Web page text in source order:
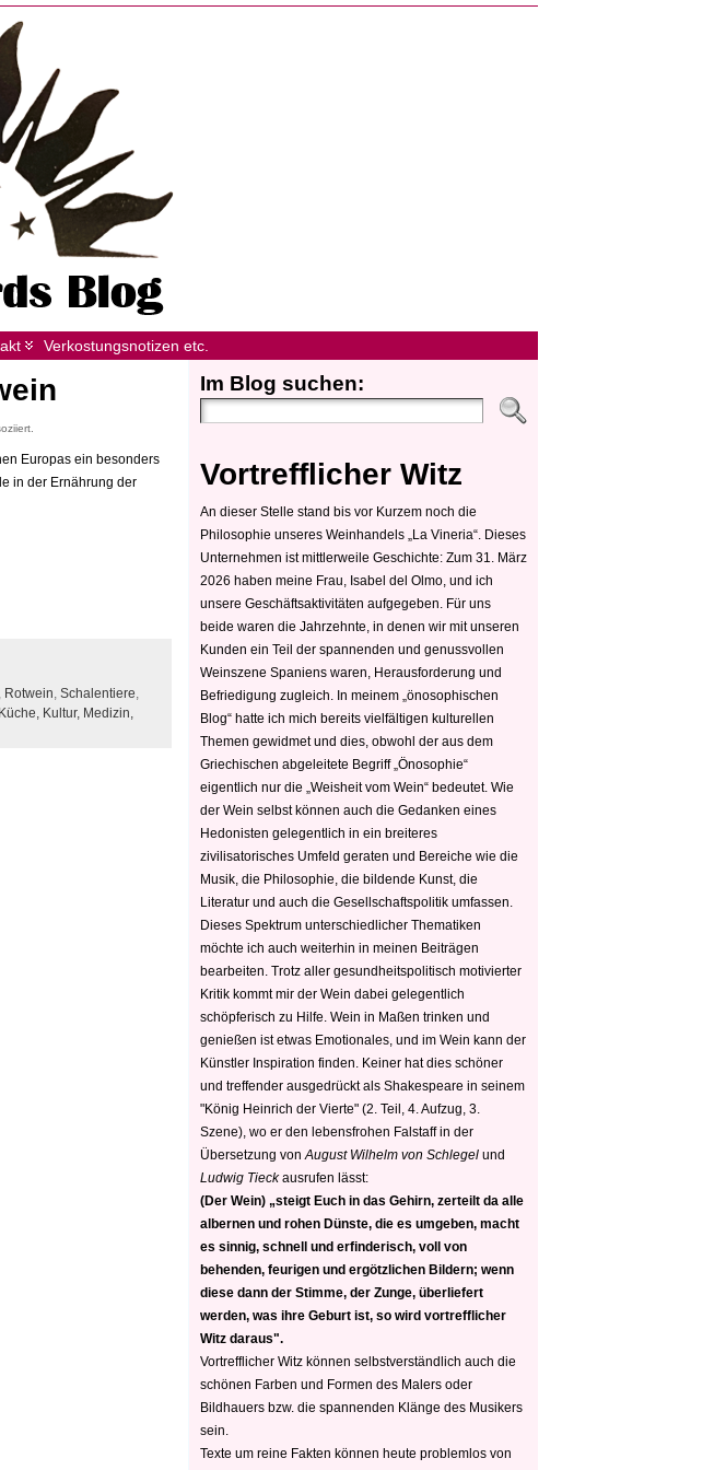
Verkostungsnotizen etc.
Europas ein besonders
in der Ernährung der
Rotwein Schalentiere
Küche, Kultur, Medizin,
Im Blog suchen:
Vortrefflicher Witz
An dieser Stelle stand bis vor Kurzem noch die
Philosophie unseres Weinhandels „La Vineria“. Dieses
Unternehmen ist mittlerweile Geschichte: Zum 31. März
2026 haben meine Frau, Isabel del Olmo, und ich
unsere Geschäftsaktivitäten aufgegeben. Für uns
beide waren die Jahrzehnte, in denen wir mit unseren
Kunden ein Teil der spannenden und genussvollen
Weinszene Spaniens waren, Herausforderung und
Befriedigung zugleich. In meinem „önosophischen
Blog“ hatte ich mich bereits vielfältigen kulturellen
Themen gewidmet und dies, obwohl der aus dem
Griechischen abgeleitete Begriff „Önosophie“
eigentlich nur die „Weisheit vom Wein“ bedeutet. Wie
der Wein selbst können auch die Gedanken eines
Hedonisten gelegentlich in ein breiteres
zivilisatorisches Umfeld geraten und Bereiche wie die
Musik, die Philosophie, die bildende Kunst, die
Literatur und auch die Gesellschaftspolitik umfassen.
Dieses Spektrum unterschiedlicher Thematiken
möchte ich auch weiterhin in meinen Beiträgen
bearbeiten. Trotz aller gesundheitspolitisch motivierter
Kritik kommt mir der Wein dabei gelegentlich
schöpferisch zu Hilfe. Wein in Maßen trinken und
genießen ist etwas Emotionales, und im Wein kann der
Künstler Inspiration finden. Keiner hat dies schöner
und treffender ausgedrückt als Shakespeare in seinem
"König Heinrich der Vierte" (2. Teil, 4. Aufzug, 3.
Szene), wo er den lebensfrohen Falstaff in der
Übersetzung von August Wilhelm von Schlegel und
Ludwig Tieckausrufen lässt:
(Der Wein) „steigt Euch in das Gehirn, zerteilt da alle
albernen und rohen Dünste, die es umgeben, macht
es sinnig, schnell und erfinderisch, voll von
behenden, feurigen und ergötzlichen Bildern; wenn
diese dann der Stimme, der Zunge, überliefert
werden, was ihre Geburt ist, so wird vortrefflicher
Witz daraus".
Vortrefflicher Witz können selbstverständlich auch die
schönen Farben und Formen des Malers oder
Bildhauers bzw. die spannenden Klänge des Musikers
sein.
Texte um reine Fakten können heute problemlos von